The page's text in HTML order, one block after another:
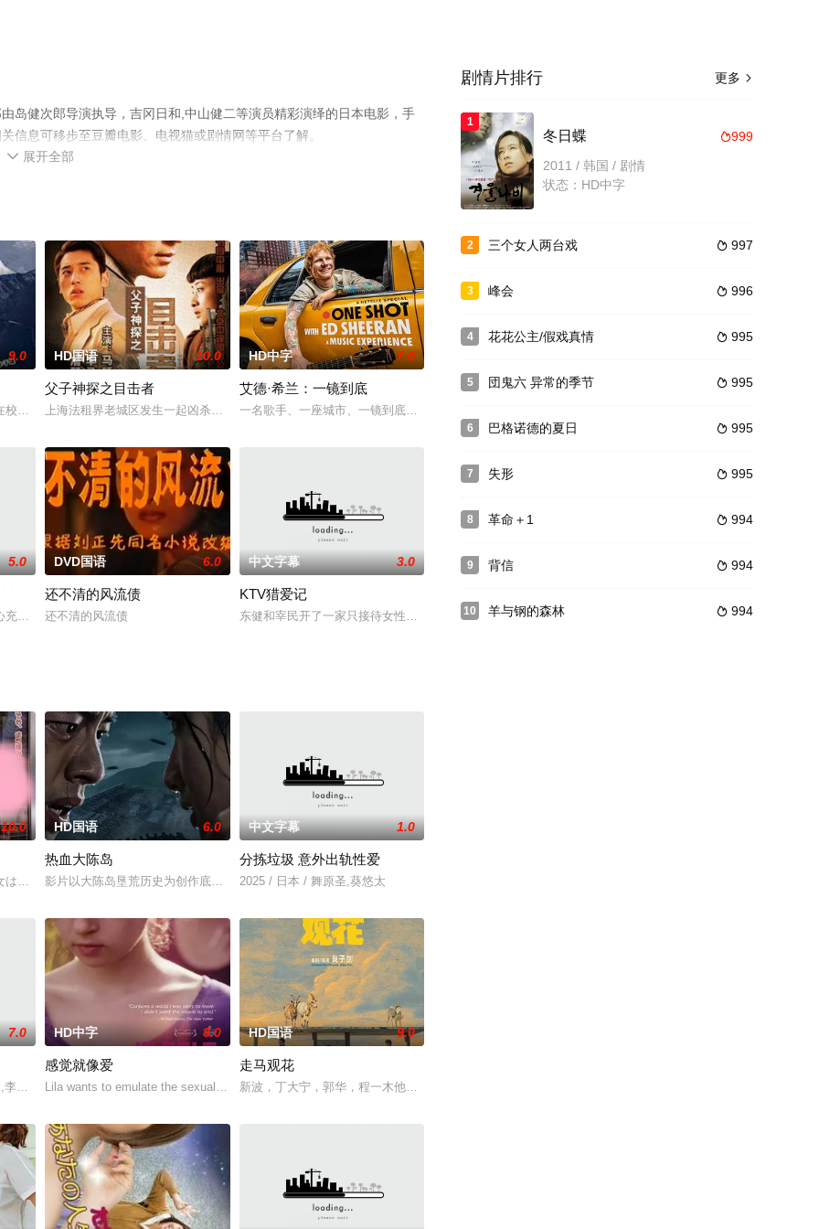
岛健次郎导演执导，吉冈日和,中山健二等演员精彩演绎的日本电影，手
信息可移步至豆瓣电影、电视猫或剧情网等平台了解。
 展开全部
司上班。在那里，她遇到了曾经性骚扰过她的今井先生。今井先生故意装作没
9.0
园东南角掘井时挖出两具尸骸。巡捕房陈探长闻讯带着儿子天生出现在现场。根据尸骸构架，天生初步推断死者是一
HD国语 10.0
父子神探之目击者
上海法租界老城区发生一起凶杀案。案发现场除了死者财叔外，还有受伤昏迷的上海华声广播电台播音员蓝妙如。蓝妙如双目失明，长期租住在财叔
HD中字 7.0
艾德·希兰：一镜到底
一名歌手、一座城市、一镜到底。在这部开创性实时音乐体验中，艾德·希兰用他最成功的作品点燃纽约街头。
5.0
满压抑的欲望，于是她招募学生加入她的健身频道，并与他们发生性关系以满足自己的需求
DVD国语 6.0
还不清的风流债
还不清的风流债
中文字幕 3.0
KTV猎爱记
东健和宰民开了一家只接待女性顾客的卡拉OK酒吧。他们提供的特色服务吸引了众多女性顾客。东健和宰民
ラッグ・パーティを開き、残酷な話で盛り上がっていく。だが、ドラッグの
10.0
したたかで逞しく。大学生のカップル、ユミとマコト。22歳、バンド活動中に出会った2人だが、マコトはミュ
HD国语 6.0
热血大陈岛
影片以大陈岛垦荒历史为创作底色，在尊重历史真实性的前提下，以年轻化、科技化的光影语言活化红色记忆，生动诠释了“艰苦创业、奋发图强、
中文字幕 1.0
分拣垃圾 意外出轨性爱
2025 / 日本 / 舞原圣,葵悠太
7.0
恩美,韩石峰,闵道允,尚斗,尹江善
HD中字 8.0
感觉就像爱
Lila wants to emulate the sexual exploits of her more experienced
HD国语 9.0
走马观花
新波，丁大宁，郭华，程一木他们毕业于同一所大学。他们和很多年轻人一样，自以为是，敏感错弱，没有被
更多 
剧情片排行
1
999
冬日蝶
2011 / 韩国 / 剧情
状态：HD中字
2  997
三个女人两台戏
3  996
峰会
4  995
花花公主/假戏真情
5  995
団鬼六 异常的季节
6  995
巴格诺德的夏日
7  995
失形
8  994
革命＋1
9  994
背信
10  994
羊与钢的森林